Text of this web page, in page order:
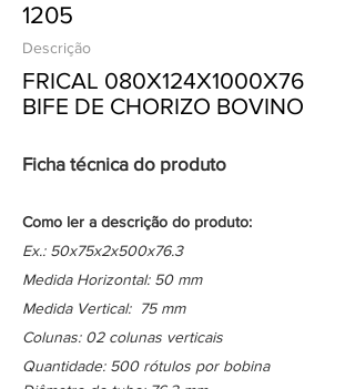
1205
Descrição
FRICAL 080X124X1000X76
BIFE DE CHORIZO BOVINO
Ficha técnica do produto
Como ler a descrição do produto:
Ex.: 50x75x2x500x76.3
Medida Horizontal: 50 mm
Medida Vertical: 75 mm
Colunas: 02 colunas verticais
Quantidade: 500 rótulos por bobina